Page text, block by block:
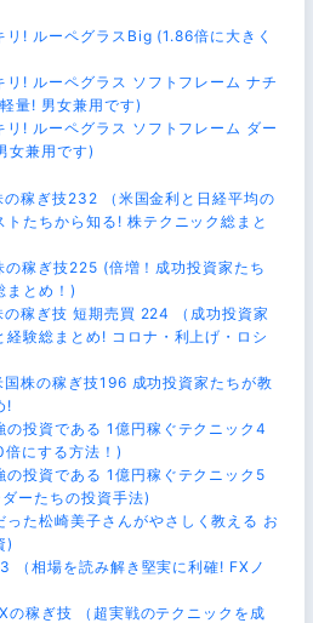
リ! ルーペグラスBig (1.86倍に大きく
リ! ルーペグラス ソフトフレーム ナチ
量! 男女兼用です)
リ! ルーペグラス ソフトフレーム ダー
女兼用です)
の稼ぎ技232 （米国金利と日経平均の
たちから知る! 株テクニック総まと
の稼ぎ技225 (倍増！成功投資家たち
まとめ！)
の稼ぎ技 短期売買 224 （成功投資家
経験総まとめ! コロナ・利上げ・ロシ
株の稼ぎ技196 成功投資家たちが教
!
の投資である 1億円稼ぐテクニック4
にする方法！)
の投資である 1億円稼ぐテクニック5
ーたちの投資手法)
った松崎美子さんがやさしく教える お
)
（相場を読み解き堅実に利確! FXノ
の稼ぎ技 （超実戦のテクニックを成